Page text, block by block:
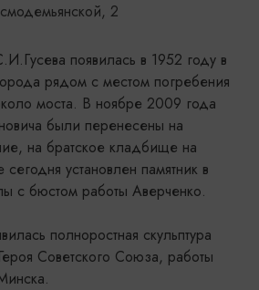
2
появилась в 1952 году в
рядом с местом погребения
моста. В ноябре 2009 года
были перенесены на
на братское кладбище на
установлен памятник в
с бюстом работы Аверченко.
полноростная скульптура
Советского Союза, работы